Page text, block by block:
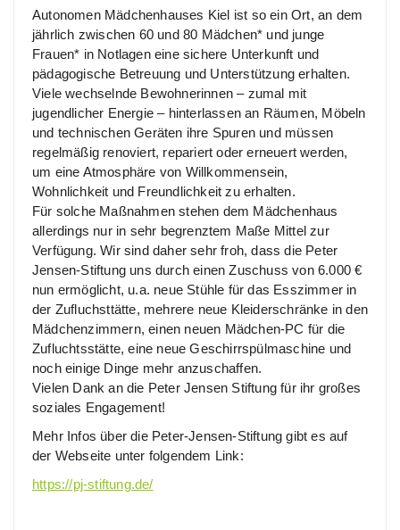
Autonomen Mädchenhauses Kiel ist so ein Ort, an dem
jährlich zwischen 60 und 80 Mädchen* und junge
Frauen* in Notlagen eine sichere Unterkunft und
pädagogische Betreuung und Unterstützung erhalten.
Viele wechselnde Bewohnerinnen – zumal mit
jugendlicher Energie – hinterlassen an Räumen, Möbeln
und technischen Geräten ihre Spuren und müssen
regelmäßig renoviert, repariert oder erneuert werden,
um eine Atmosphäre von Willkommensein,
Wohnlichkeit und Freundlichkeit zu erhalten.
Für solche Maßnahmen stehen dem Mädchenhaus
allerdings nur in sehr begrenztem Maße Mittel zur
Verfügung. Wir sind daher sehr froh, dass die Peter
Jensen-Stiftung uns durch einen Zuschuss von 6.000 €
nun ermöglicht, u.a. neue Stühle für das Esszimmer in
der Zufluchsttätte, mehrere neue Kleiderschränke in den
Mädchenzimmern, einen neuen Mädchen-PC für die
Zufluchtsstätte, eine neue Geschirrspülmaschine und
noch einige Dinge mehr anzuschaffen.
Vielen Dank an die Peter Jensen Stiftung für ihr großes
soziales Engagement!
Mehr Infos über die Peter-Jensen-Stiftung gibt es auf
der Webseite unter folgendem Link:
https://pj-stiftung.de/